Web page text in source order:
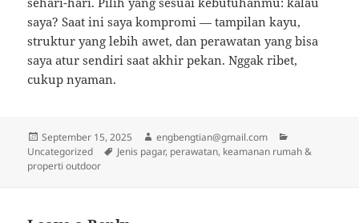
saya? Saat ini saya kompromi — tampilan kayu,
struktur yang lebih awet, dan perawatan yang bisa
saya atur sendiri saat akhir pekan. Nggak ribet,
cukup nyaman.
Posted
on
September 15, 2025 Author
engbengtian@gmail.com
Uncategorized
Tags
Jenis pagar, perawatan, keamanan rumah &
properti outdoor